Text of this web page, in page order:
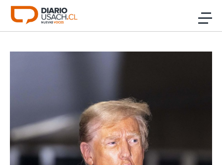
Click acá para ir directamente al contenido
Programas Radio y TV Usach